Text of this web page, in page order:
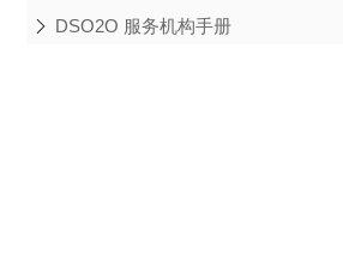
DSO2O 服务机构手册